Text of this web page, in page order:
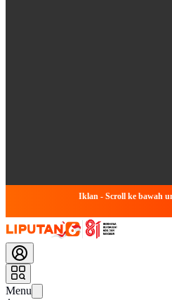
Iklan - Scroll ke bawah
Menu